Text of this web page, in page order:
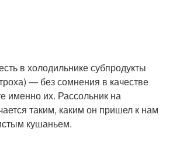
в холодильнике субпродукты
— без сомнения в качестве
именно их. Рассольник на
таким, каким он пришел к нам
кушаньем.